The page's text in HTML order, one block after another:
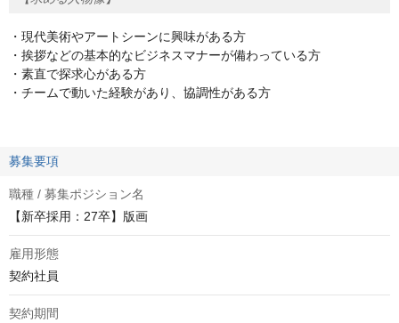
・現代美術やアートシーンに興味がある方
・挨拶などの基本的なビジネスマナーが備わっている方
・素直で探求心がある方
・チームで動いた経験があり、協調性がある方
募集要項
職種 / 募集ポジション名
【新卒採用：27卒】版画
雇用形態
契約社員
契約期間